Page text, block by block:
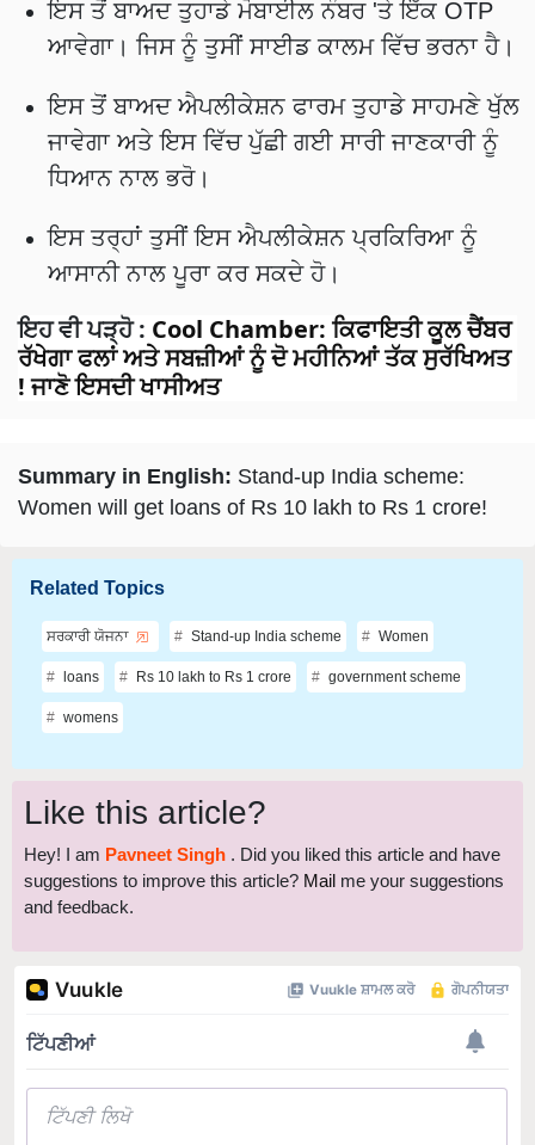
ਇਸ ਤੋਂ ਬਾਅਦ ਤੁਹਾਡੇ ਮੋਬਾਈਲ ਨੰਬਰ 'ਤੇ ਇੱਕ OTP
ਆਵੇਗਾ। ਜਿਸ ਨੂੰ ਤੁਸੀਂ ਸਾਈਡ ਕਾਲਮ ਵਿੱਚ ਭਰਨਾ ਹੈ।
ਇਸ ਤੋਂ ਬਾਅਦ ਐਪਲੀਕੇਸ਼ਨ ਫਾਰਮ ਤੁਹਾਡੇ ਸਾਹਮਣੇ ਖੁੱਲ
ਜਾਵੇਗਾ ਅਤੇ ਇਸ ਵਿੱਚ ਪੁੱਛੀ ਗਈ ਸਾਰੀ ਜਾਣਕਾਰੀ ਨੂੰ
ਧਿਆਨ ਨਾਲ ਭਰੋ।
ਇਸ ਤਰ੍ਹਾਂ ਤੁਸੀਂ ਇਸ ਐਪਲੀਕੇਸ਼ਨ ਪ੍ਰਕਿਰਿਆ ਨੂੰ
ਆਸਾਨੀ ਨਾਲ ਪੂਰਾ ਕਰ ਸਕਦੇ ਹੋ।
ਇਹ ਵੀ ਪੜ੍ਹੋ : Cool Chamber: ਕਿਫਾਇਤੀ ਕੂਲ ਚੈਂਬਰ
ਰੱਖੇਗਾ ਫਲਾਂ ਅਤੇ ਸਬਜ਼ੀਆਂ ਨੂੰ ਦੋ ਮਹੀਨਿਆਂ ਤੱਕ ਸੁਰੱਖਿਅਤ
! ਜਾਣੋ ਇਸਦੀ ਖਾਸੀਅਤ
Summary in English: Stand-up India scheme:
Women will get loans of Rs 10 lakh to Rs 1 crore!
Related Topics
ਸਰਕਾਰੀ ਯੋਜਨਾ Stand-up India scheme Women
loans Rs 10 lakh to Rs 1 crore government scheme
womens
Like this article?
Hey! I am Pavneet Singh . Did you liked this article and have
suggestions to improve this article? Mail me your suggestions
and feedback.